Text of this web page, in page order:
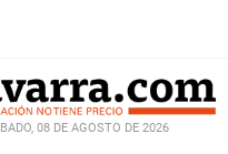
08 DE AGOSTO DE 2026